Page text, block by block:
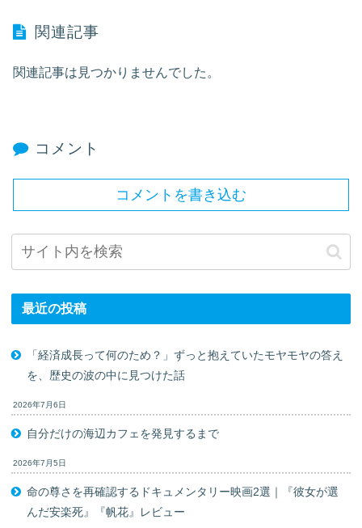
関連記事
関連記事は見つかりませんでした。
コメント
コメントを書き込む
最近の投稿
「経済成長って何のため？」ずっと抱えていたモヤモヤの答え
を、歴史の波の中に見つけた話
2026年7月6日
自分だけの海辺カフェを発見するまで
2026年7月5日
命の尊さを再確認するドキュメンタリー映画2選｜『彼女が選
んだ安楽死』『帆花』レビュー